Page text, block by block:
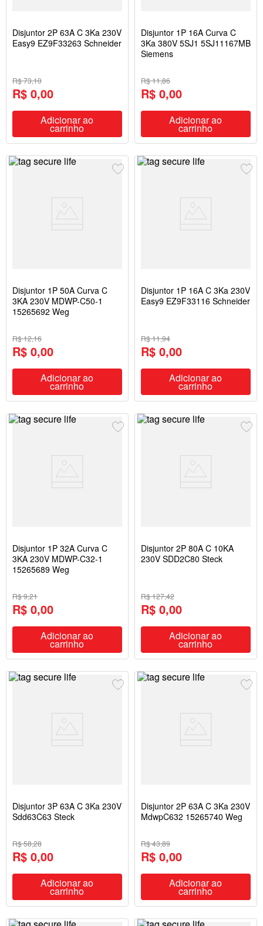
Disjuntor 2P 63A C 3Ka 230V
Easy9 EZ9F33263 Schneider
R$ 73,10
R$ 0,00
Adicionar ao
carrinho
Disjuntor 1P 16A Curva C
3Ka 380V 5SJ1 5SJ11167MB
Siemens
R$ 11,86
R$ 0,00
Adicionar ao
carrinho
Disjuntor 1P 50A Curva C
3KA 230V MDWP-C50-1
15265692 Weg
R$ 12,16
R$ 0,00
Adicionar ao
carrinho
Disjuntor 1P 16A C 3Ka 230V
Easy9 EZ9F33116 Schneider
R$ 11,94
R$ 0,00
Adicionar ao
carrinho
Disjuntor 1P 32A Curva C
3KA 230V MDWP-C32-1
15265689 Weg
R$ 9,21
R$ 0,00
Adicionar ao
carrinho
Disjuntor 2P 80A C 10KA
230V SDD2C80 Steck
R$ 127,42
R$ 0,00
Adicionar ao
carrinho
Disjuntor 3P 63A C 3Ka 230V
Sdd63C63 Steck
R$ 58,28
R$ 0,00
Adicionar ao
carrinho
Disjuntor 2P 63A C 3Ka 230V
MdwpC632 15265740 Weg
R$ 43,89
R$ 0,00
Adicionar ao
carrinho